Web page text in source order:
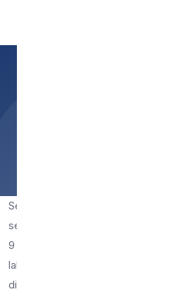
Sebagai motor penggerak utama
sekolah, OSIS (
Organisasi Siswa
9 Malang bukan sekadar wadah
laboratorium kepemimpinan.
diamanahkan untuk menjalankan